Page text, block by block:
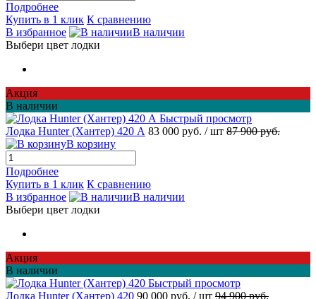
Подробнее
Купить в 1 клик К сравнению
В избранное
В наличии
Выбери цвет лодки
Акция
В наличии
Быстрый просмотр
Лодка Hunter (Хантер) 420 А 83 000 руб. / шт 87 900 руб.
В корзину
Подробнее
Купить в 1 клик К сравнению
В избранное
В наличии
Выбери цвет лодки
Акция
В наличии
Быстрый просмотр
Лодка Hunter (Хантер) 420 90 000 руб. / шт 94 900 руб.